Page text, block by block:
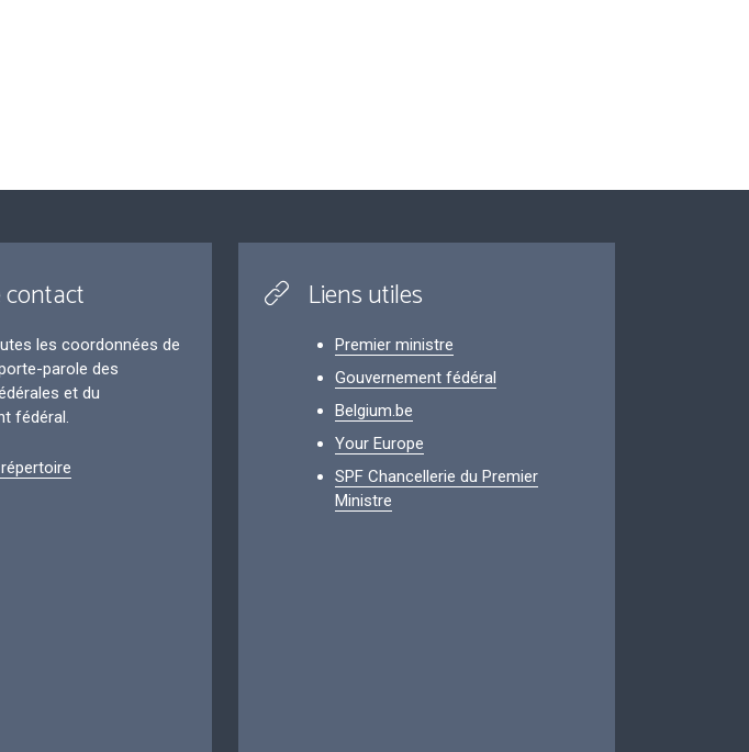
contact
les coordonnées de
parole des
et du
fédéral.
Liens utiles
Premier ministre
Gouvernement fédéral
Belgium.be
Your Europe
SPF Chancellerie du Premier
Ministre